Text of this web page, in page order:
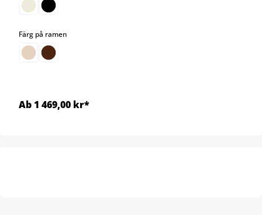
Färg på ramen
Ab 1 469,00 kr*